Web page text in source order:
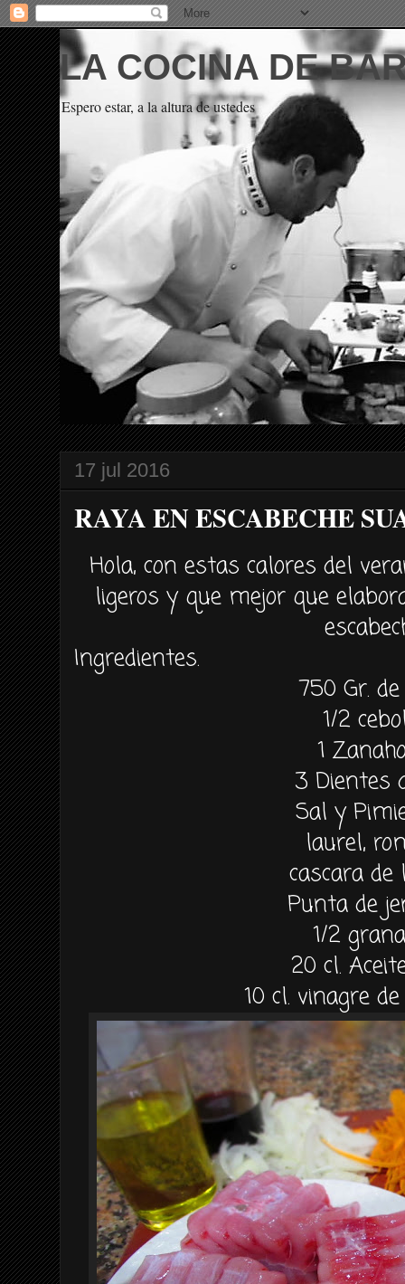
LA COCINA DE
Espero estar, a la altura de ustedes
17 jul 2016
RAYA EN ESCABECHE
Hola, con estas calores del
ligeros y que mejor que
Ingredientes.
750 Gr.
1/2
1
3 Dientes
Sal y
laurel,
cascara de
Punta de
1/2
20 cl.
10 cl. vinagre